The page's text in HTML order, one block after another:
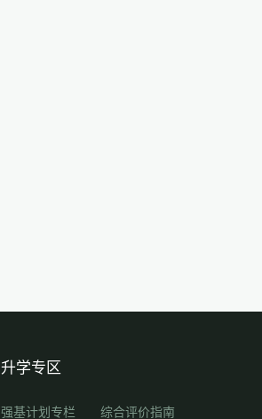
升学专区
强基计划专栏 综合评价指南